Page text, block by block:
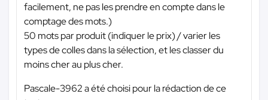
facilement, ne pas les prendre en compte dans le
comptage des mots.)
50 mots par produit (indiquer le prix) / varier les
types de colles dans la sélection, et les classer du
moins cher au plus cher.
Pascale-3962 a été choisi pour la rédaction de ce